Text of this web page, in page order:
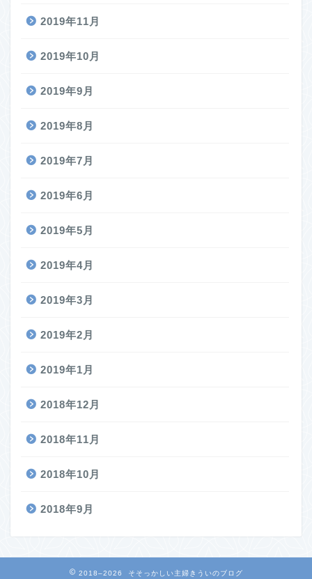
2019年11月
2019年10月
2019年9月
2019年8月
2019年7月
2019年6月
2019年5月
2019年4月
2019年3月
2019年2月
2019年1月
2018年12月
2018年11月
2018年10月
2018年9月
2018–2026 そそっかしい主婦きういのブログ